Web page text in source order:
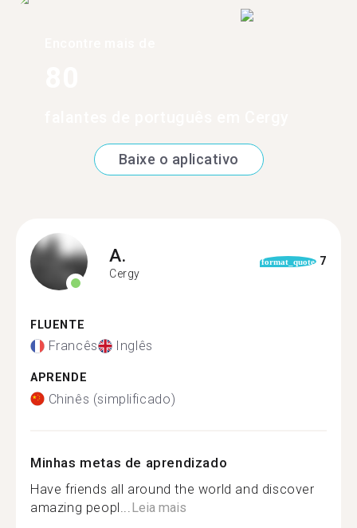
Baixe o aplicativo
A.
Cergy
format_quote 7
FLUENTE
Francês Inglês
APRENDE
Chinês (simplificado)
Minhas metas de aprendizado
Have friends all around the world and discover
amazing peopl... Leia mais